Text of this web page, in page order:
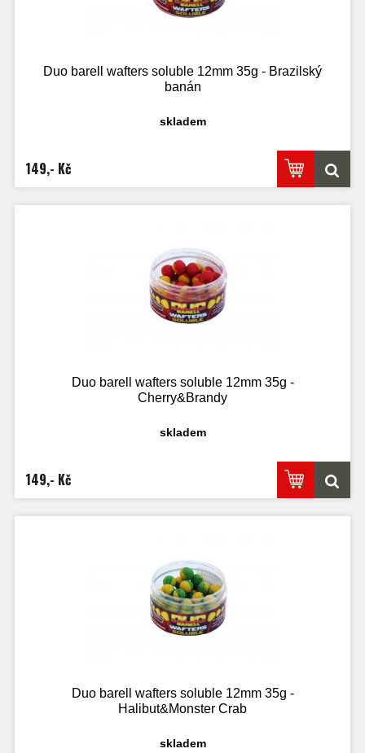
Duo barell wafters soluble 12mm 35g - Brazilský
banán
skladem
149,- Kč
Duo barell wafters soluble 12mm 35g -
Cherry&Brandy
skladem
149,- Kč
Duo barell wafters soluble 12mm 35g -
Halibut&Monster Crab
skladem